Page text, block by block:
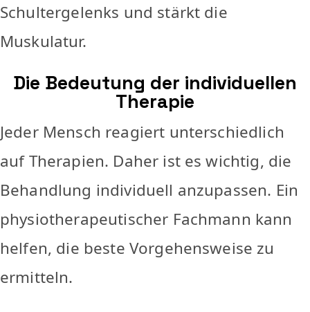
Schultergelenks und stärkt die
Muskulatur.
Die Bedeutung der individuellen
Therapie
Jeder Mensch reagiert unterschiedlich
auf Therapien. Daher ist es wichtig, die
Behandlung individuell anzupassen. Ein
physiotherapeutischer Fachmann kann
helfen, die beste Vorgehensweise zu
ermitteln.